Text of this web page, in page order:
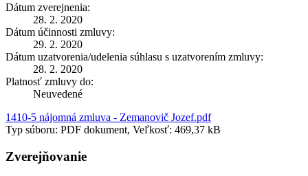
Dátum zverejnenia:
28. 2. 2020
Dátum účinnosti zmluvy:
29. 2. 2020
Dátum uzatvorenia/udelenia súhlasu s uzatvorením zmluvy:
28. 2. 2020
Platnosť zmluvy do:
Neuvedené
1410-5 nájomná zmluva - Zemanovič Jozef.pdf
Typ súboru: PDF dokument, Veľkosť: 469,37 kB
Zverejňovanie